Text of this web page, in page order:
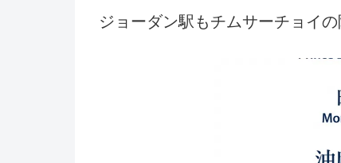
ジョーダン駅もチムサーチョイ